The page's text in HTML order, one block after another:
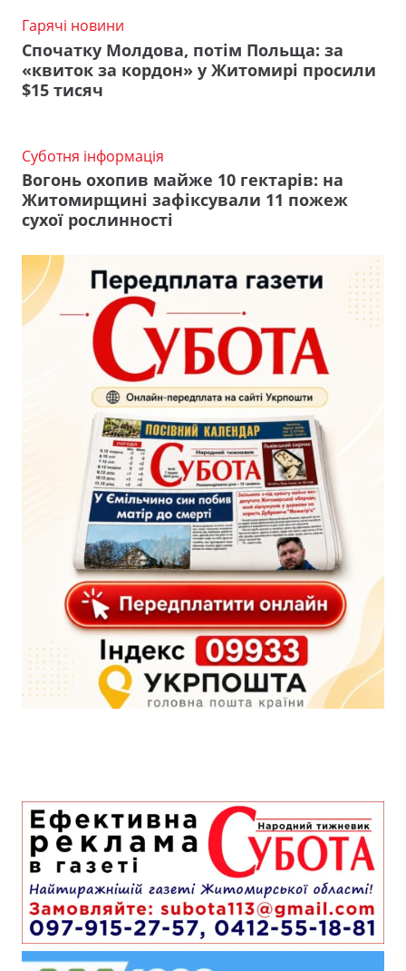
Гарячі новини
Спочатку Молдова, потім Польща: за
«квиток за кордон» у Житомирі просили
$15 тисяч
Суботня інформація
Вогонь охопив майже 10 гектарів: на
Житомирщині зафіксували 11 пожеж
сухої рослинності